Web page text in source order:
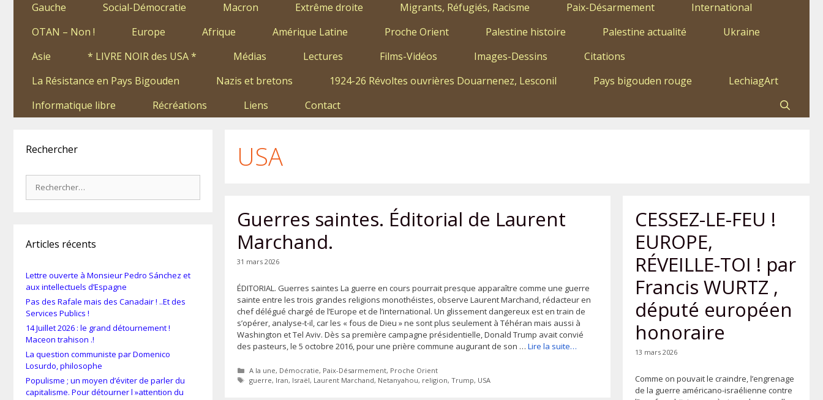
Gauche
Social-Démocratie Macron Extrême droite Migrants, Réfugiés, Racisme Paix-Désarmement
International
OTAN – Non !
Europe Afrique Amérique Latine Proche Orient Palestine histoire Palestine actualité
Ukraine
Asie
* LIVRE NOIR des USA * Médias Lectures Films-Vidéos Images-Dessins
Citations
La Résistance en Pays Bigouden
Nazis et bretons 1924-26 Révoltes ouvrières Douarnenez, Lesconil Pays bigouden rouge
LechiagArt
Informatique libre
Récréations Liens Contact
USA
Guerres saintes. Éditorial de Laurent
Marchand.
31 mars 2026
ÉDITORIAL. Guerres saintes La guerre en cours pourrait presque apparaître comme une guerre
sainte entre les trois grandes religions monothéistes, observe Laurent Marchand, rédacteur en
chef délégué chargé de l’Europe et de l’international. Un glissement dangereux est en train de
s’opérer, analyse-t-il, car les « fous de Dieu » ne sont plus seulement à Téhéran mais aussi à
Washington et Tel Aviv. Dès sa première campagne présidentielle, Donald Trump avait convié
des pasteurs, le 5 octobre 2016, pour une prière commune augurant de son … Lire la suite…
Catégories
A la une, Démocratie, Paix-Désarmement, Proche Orient
Étiquettes
guerre, Iran, Israël, Laurent Marchand, Netanyahou, religion, Trump, USA
CESSEZ-LE-FEU !
EUROPE,
RÉVEILLE-TOI ! par
Francis WURTZ ,
député européen
honoraire
13 mars 2026
Comme on pouvait le craindre, l’engrenage
de la guerre américano-israélienne contre
Rechercher
Articles récents
Lettre ouverte à Monsieur Pedro Sánchez et
aux intellectuels d’Espagne
Pas des Rafale mais des Canadair ! ..Et des
Services Publics !
14 Juillet 2026 : le grand détournement !
Maceon trahison .!
La question communiste par Domenico
Losurdo, philosophe
Populisme ; un moyen d’éviter de parler du
capitalisme. Pour détourner l »attention du